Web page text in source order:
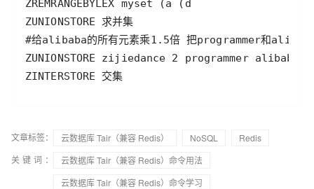
ZINTERSTORE 交集
文章标签： 云数据库 Tair（兼容 Redis） NoSQL
Redis
关键词：
云数据库 Tair（兼容 Redis）命令用法
云数据库 Tair（兼容 Redis）命令学习